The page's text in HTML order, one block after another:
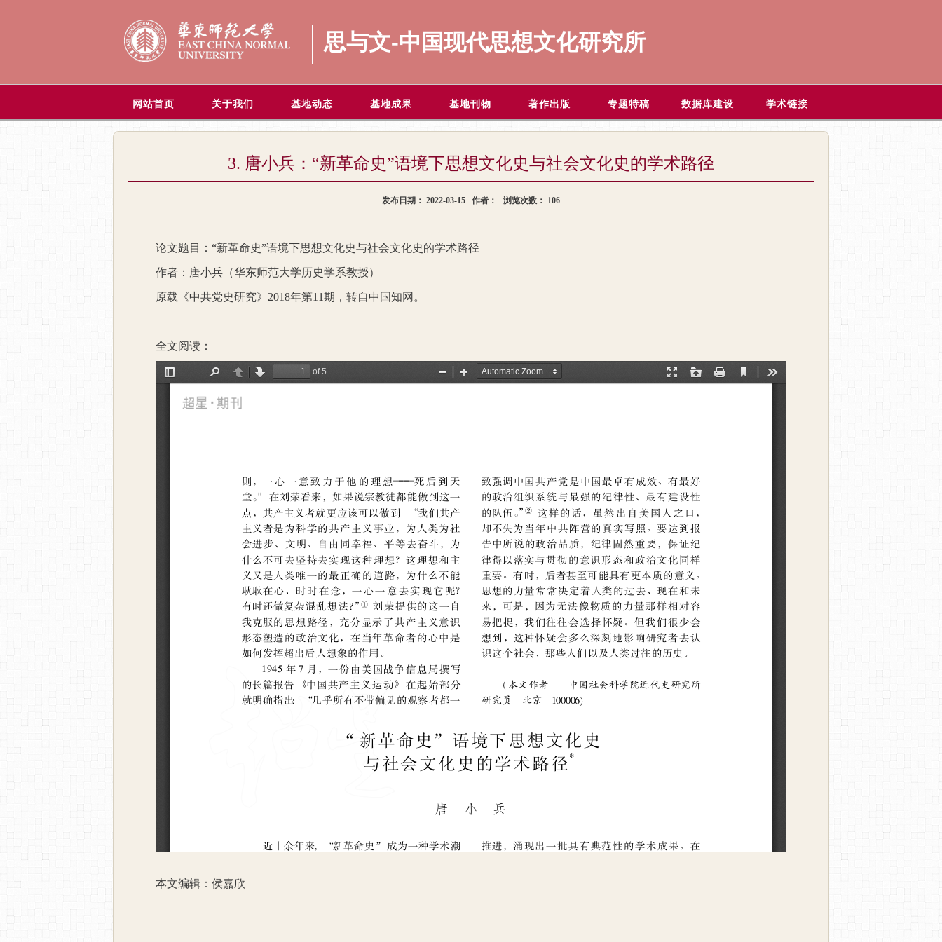
思与文-中国现代思想文化研究所
网站首页 关于我们 基地动态 基地成果 基地刊物 著作出版 专题特稿 数据库建设 学术链接
3. 唐小兵：“新革命史”语境下思想文化史与社会文化史的学术路径
发布日期： 2022-03-15 作者： 浏览次数： 106
论文题目：“新革命史”语境下思想文化史与社会文化史的学术路径
作者：唐小兵（华东师范大学历史学系教授）
原载《中共党史研究》 2018年第11期，转自中国知网。
全文阅读：
本文编辑：侯嘉欣